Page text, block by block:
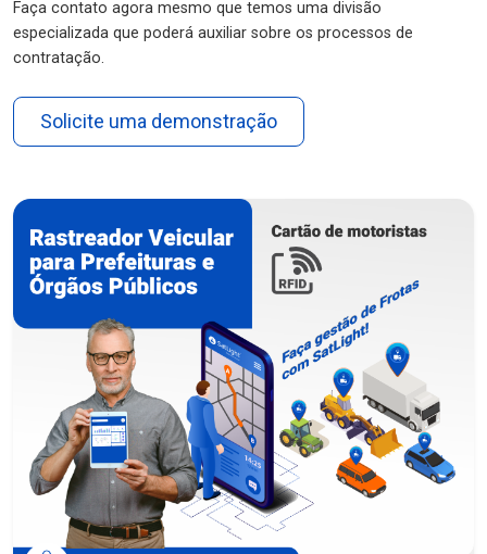
Faça contato agora mesmo que temos uma divisão
especializada que poderá auxiliar sobre os processos de
contratação.
Solicite uma demonstração